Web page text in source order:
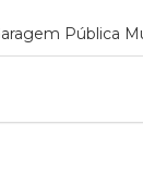
Pública